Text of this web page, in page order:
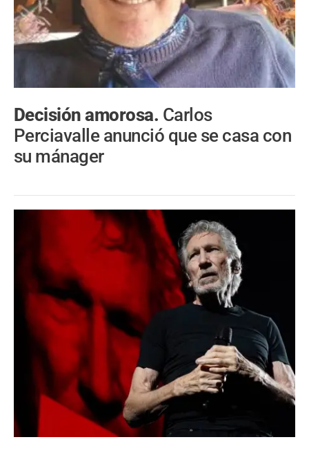
Decisión amorosa. Carlos
Perciavalle anunció que se casa con
su mánager